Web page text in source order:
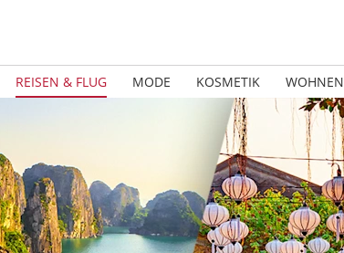
REISEN & FLUG MODE KOSMETIK WOHNEN